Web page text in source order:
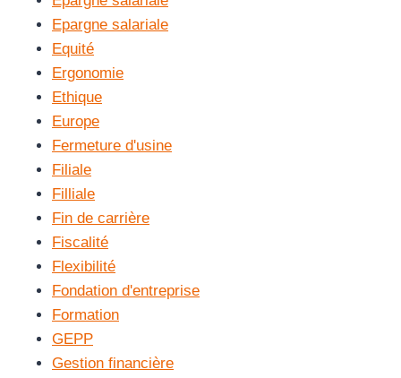
Epargne salariale
Equité
Ergonomie
Ethique
Europe
Fermeture d'usine
Filiale
Filliale
Fin de carrière
Fiscalité
Flexibilité
Fondation d'entreprise
Formation
GEPP
Gestion financière